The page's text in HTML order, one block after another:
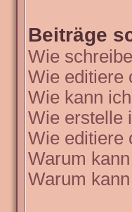
Beiträge
Wie
Wie editiere
Wie kann
Wie erstelle
Wie editiere
Warum
Warum